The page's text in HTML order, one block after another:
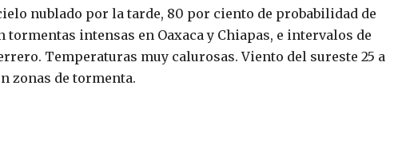
nublado por la tarde, 80 por ciento de probabilidad de
intensas en Oaxaca y Chiapas, e intervalos de
Temperaturas muy calurosas. Viento del sureste 25 a
zonas de tormenta.